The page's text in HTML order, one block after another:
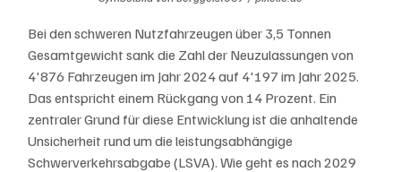
Bei den schweren Nutzfahrzeugen über 3,5 Tonnen
Gesamtgewicht sank die Zahl der Neuzulassungen von
4'876 Fahrzeugen im Jahr 2024 auf 4'197 im Jahr 2025.
Das entspricht einem Rückgang von 14 Prozent. Ein
zentraler Grund für diese Entwicklung ist die anhaltende
Unsicherheit rund um die leistungsabhängige
Schwerverkehrsabgabe (LSVA). Wie geht es nach 2029